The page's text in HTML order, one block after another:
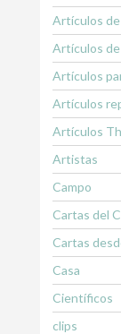
Artículos
Artículos de
Artículos
Artículos
Artículos
Artistas
Campo
Cartas del
Cartas
Casa
Científicos
clips